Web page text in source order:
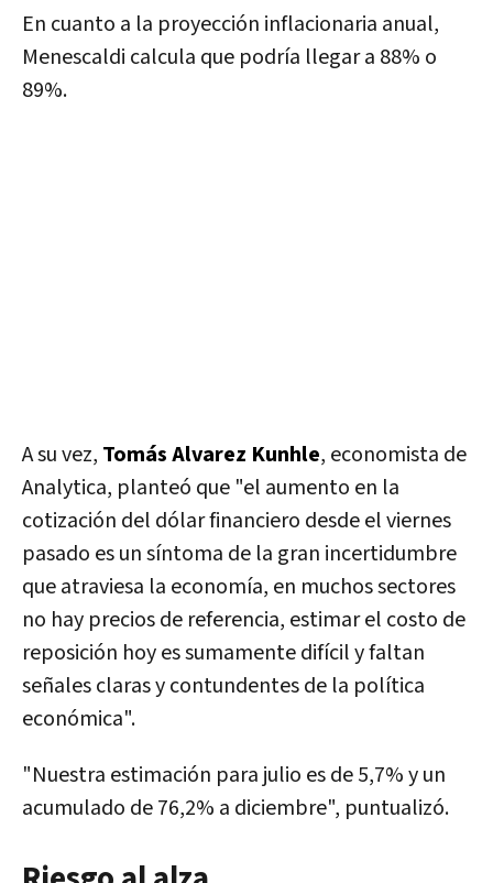
En cuanto a la proyección inflacionaria anual,
Menescaldi calcula que podría llegar a 88% o
89%.
A su vez, Tomás Alvarez Kunhle, economista de
Analytica, planteó que "el aumento en la
cotización del dólar financiero desde el viernes
pasado es un síntoma de la gran incertidumbre
que atraviesa la economía, en muchos sectores
no hay precios de referencia, estimar el costo de
reposición hoy es sumamente difícil y faltan
señales claras y contundentes de la política
económica".
"Nuestra estimación para julio es de 5,7% y un
acumulado de 76,2% a diciembre", puntualizó.